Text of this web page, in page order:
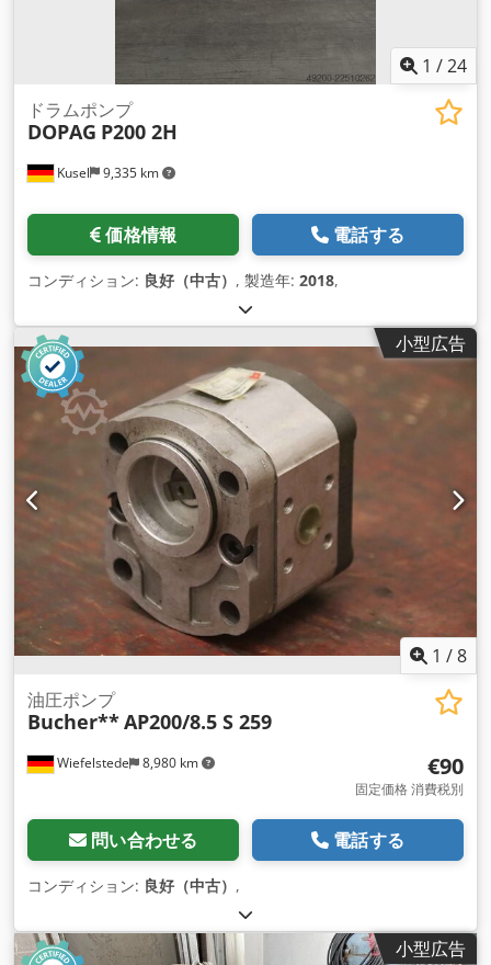
1 /24
Kusel 9,335 km
ドラムポンプ
DOPAG P200 2H
価格情報 電話する
コンディション: 良好（中古） , 製造年: 2018,
小型広告
1 /8
Wiefelstede 8,980 km
油圧ポンプ
Bucher**AP200/8.5 S 259
€90
固定価格 消費税別
問い合わせる 電話する
コンディション: 良好（中古） ,
小型広告